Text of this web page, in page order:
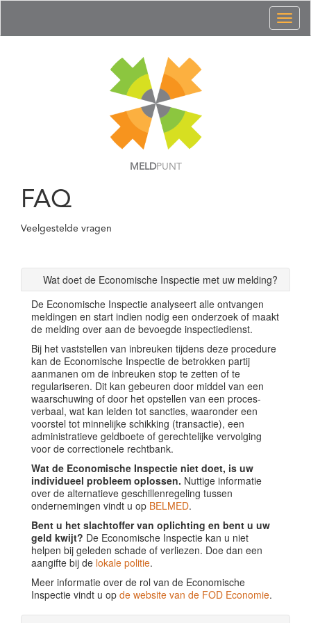
MELDPUNT
FAQ
Veelgestelde vragen
Wat doet de Economische Inspectie met uw melding?
De Economische Inspectie analyseert alle ontvangen
meldingen en start indien nodig een onderzoek of maakt
de melding over aan de bevoegde inspectiedienst.
Bij het vaststellen van inbreuken tijdens deze procedure
kan de Economische Inspectie de betrokken partij
aanmanen om de inbreuken stop te zetten of te
regulariseren. Dit kan gebeuren door middel van een
waarschuwing of door het opstellen van een proces-
verbaal, wat kan leiden tot sancties, waaronder een
voorstel tot minnelijke schikking (transactie), een
administratieve geldboete of gerechtelijke vervolging
voor de correctionele rechtbank.
Wat de Economische Inspectie niet doet, is uw
individueel probleem oplossen. Nuttige informatie
over de alternatieve geschillenregeling tussen
ondernemingen vindt u op BELMED.
Bent u het slachtoffer van oplichting en bent u uw
geld kwijt? De Economische Inspectie kan u niet
helpen bij geleden schade of verliezen. Doe dan een
aangifte bij de lokale politie.
Meer informatie over de rol van de Economische
Inspectie vindt u op de website van de FOD Economie.